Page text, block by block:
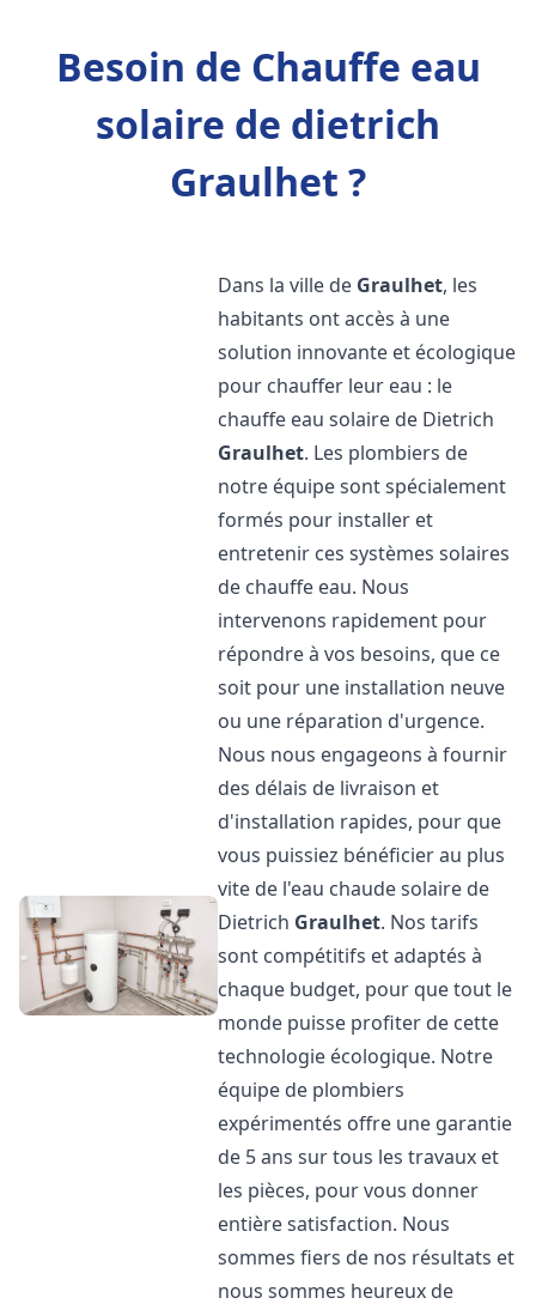
Besoin de Chauffe eau
solaire de dietrich
Graulhet ?
Dans la ville de Graulhet, les
habitants ont accès à une
solution innovante et écologique
pour chauffer leur eau : le
chauffe eau solaire de Dietrich
Graulhet. Les plombiers de
notre équipe sont spécialement
formés pour installer et
entretenir ces systèmes solaires
de chauffe eau. Nous
intervenons rapidement pour
répondre à vos besoins, que ce
soit pour une installation neuve
ou une réparation d'urgence.
Nous nous engageons à fournir
des délais de livraison et
d'installation rapides, pour que
vous puissiez bénéficier au plus
vite de l'eau chaude solaire de
Dietrich Graulhet. Nos tarifs
sont compétitifs et adaptés à
chaque budget, pour que tout le
monde puisse profiter de cette
technologie écologique. Notre
équipe de plombiers
expérimentés offre une garantie
de 5 ans sur tous les travaux et
les pièces, pour vous donner
entière satisfaction. Nous
sommes fiers de nos résultats et
nous sommes heureux de